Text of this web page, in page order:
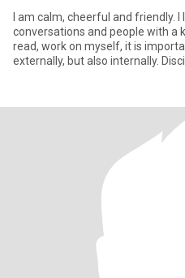
I am calm, cheerful and friendly.
conversations and people with a
read, work on myself, it is
externally, but also internally.